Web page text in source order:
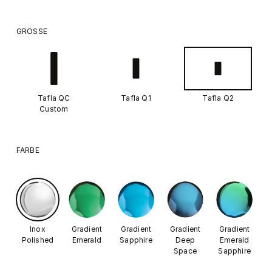
GRÖSSE
Tafla QC
Custom
Tafla Q1 Tafla Q2
FARBE
Inox
Polished
Gradient
Emerald
Gradient
Sapphire
Gradient
Deep
Space
Gradient
Emerald
Sapphire